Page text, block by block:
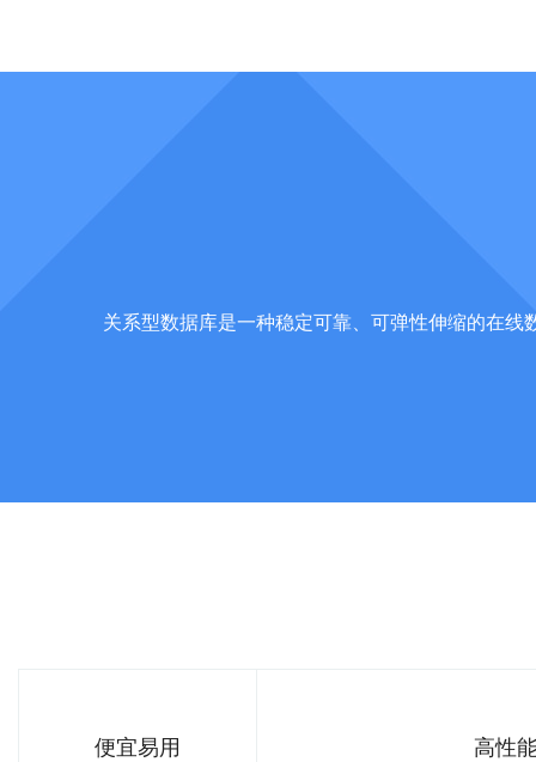
关系型数据库是一种稳定可靠、可弹性伸缩的在
便宜易用 高性